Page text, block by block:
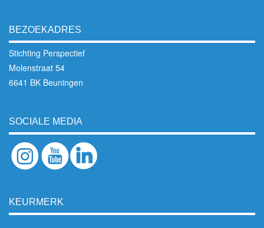
BEZOEKADRES
Stichting Perspectief
Molenstraat 54
6641 BK Beuningen
SOCIALE MEDIA
KEURMERK